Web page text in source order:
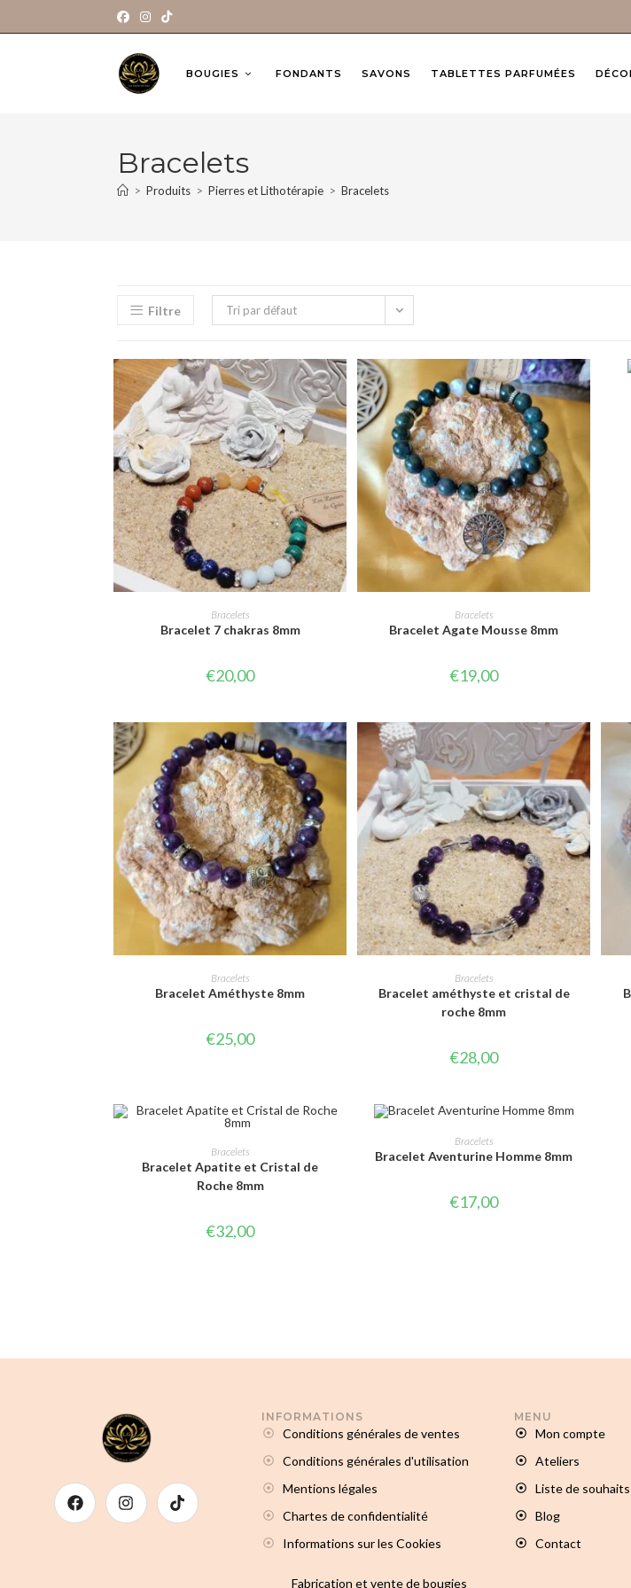
BOUGIES FONDANTS SAVONS TABLETTES PARFUMÉES
Bracelets
> Produits > Pierres et Lithotérapie > Bracelets
Filtre Tri par défaut
CHOIX DES OPTIONS
Bracelets
Bracelet 7 chakras 8mm
€20,00
CHOIX DES OPTIONS
Bracelets
Bracelet Agate Mousse 8mm
€19,00
CHOIX DES OPTIONS
Bracelets
Bracelet Améthyste 8mm
€25,00
CHOIX DES OPTIONS
Bracelets
Bracelet améthyste et cristal de
roche 8mm
€28,00
CHOIX DES OPTIONS
Bracelets
Bracelet Apatite et Cristal de
Roche 8mm
€32,00
CHOIX DES OPTIONS
Bracelets
Bracelet Aventurine Homme 8mm
€17,00
INFORMATIONS
Conditions générales de ventes
Conditions générales d'utilisation
Mentions légales
Chartes de confidentialité
Informations sur les Cookies
Fabrication et vente de bougies
MENU
Mon compte
Ateliers
Liste de souhaits
Blog
Contact